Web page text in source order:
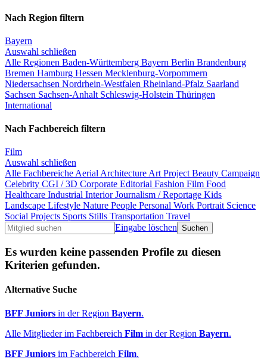
Nach Region filtern
Bayern
Auswahl schließen
Alle Regionen Baden-Württemberg Bayern Berlin Brandenburg
Bremen Hamburg Hessen Mecklenburg-Vorpommern
Niedersachsen Nordrhein-Westfalen Rheinland-Pfalz Saarland
Sachsen Sachsen-Anhalt Schleswig-Holstein Thüringen
International
Nach Fachbereich filtern
Film
Auswahl schließen
Alle Fachbereiche Aerial Architecture Art Project Beauty Campaign
Celebrity CGI / 3D Corporate Editorial Fashion Film Food
Healthcare Industrial InteriorJournalism / Reportage Kids
Landscape Lifestyle Nature People Personal Work Portrait Science
Social Projects Sports Stills Transportation Travel
Eingabe löschen
Es wurden keine passenden Profile zu diesen
Kriterien gefunden.
Alternative Suche
BFF Juniors in der Region Bayern.
Alle Mitglieder im Fachbereich Film in der Region Bayern.
BFF Juniors im Fachbereich Film.